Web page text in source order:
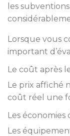
les
Lorsque vous
important
Le coût après
Le prix affiché
coût réel une
Les économies
Les